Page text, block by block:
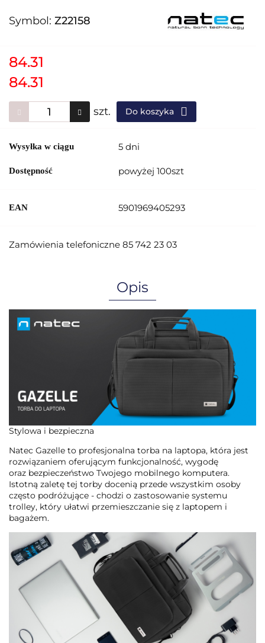
Symbol: Z22158
84.31
84.31
szt. Do koszyka
Wysyłka w ciągu 5 dni
Dostępność powyżej 100szt
EAN 5901969405293
Zamówienia telefoniczne 85 742 23 03
Opis
Stylowa i bezpieczna
Natec Gazelle to profesjonalna torba na laptopa, która jest
rozwiązaniem oferującym funkcjonalność, wygodę
oraz bezpieczeństwo Twojego mobilnego komputera.
Istotną zaletę tej torby docenią przede wszystkim osoby
często podróżujące - chodzi o zastosowanie systemu
trolley, który ułatwi przemieszczanie się z laptopem i
bagażem.